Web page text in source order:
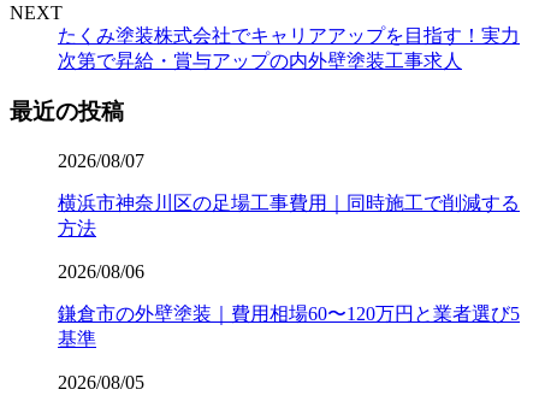
NEXT
たくみ塗装株式会社でキャリアアップを目指す！実力
次第で昇給・賞与アップの内外壁塗装工事求人
最近の投稿
2026/08/07
横浜市神奈川区の足場工事費用｜同時施工で削減する
方法
2026/08/06
鎌倉市の外壁塗装｜費用相場60〜120万円と業者選び5
基準
2026/08/05